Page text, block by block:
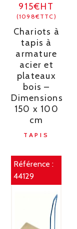
915€HT
(1098€TTC)
Chariots à
tapis à
armature
acier et
plateaux
bois –
Dimensions
150 x 100
cm
TAPIS
Référence :
44129